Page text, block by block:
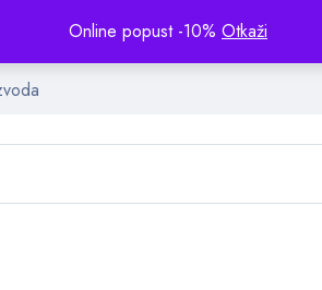
Online popust -10% Otkaži